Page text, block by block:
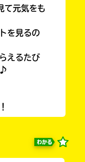
て元気をも
を見るの
えるたび
♪
わかる